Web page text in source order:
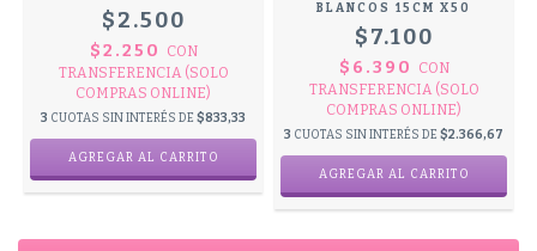
$2.500
$2.250
CON
TRANSFERENCIA (SOLO
COMPRAS ONLINE)
3 CUOTAS SIN INTERÉS DE $833,33
BLANCOS 15CM X50
$7.100
$6.390
CON
TRANSFERENCIA (SOLO
COMPRAS ONLINE)
3 CUOTAS SIN INTERÉS DE $2.366,67